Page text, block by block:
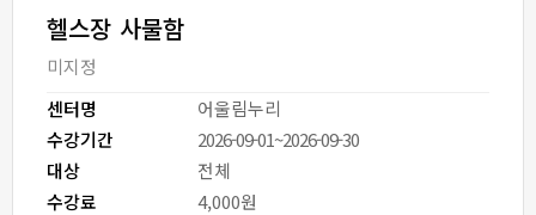
헬스장 사물함
센터명
어울림누리
수강기간
2026-09-01~2026-09-30
대상
전체
수강료
4,000원
미지정